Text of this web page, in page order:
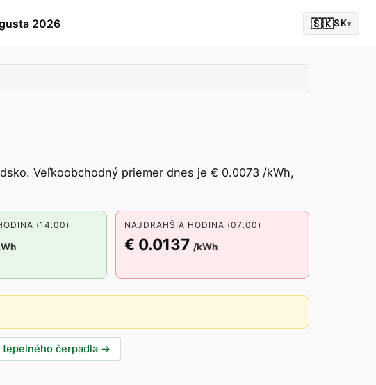
2026 🇸🇰SK▾
Veľkoobchodný priemer dnes je € 0.0073 /kWh,
(14:00) NAJDRAHŠIA HODINA (07:00)
€ 0.0137 /kWh
tepelného čerpadla →